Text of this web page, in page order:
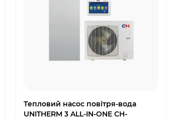
Тепловий насос повітря-вода
UNITHERM 3 ALL-IN-ONE CH-